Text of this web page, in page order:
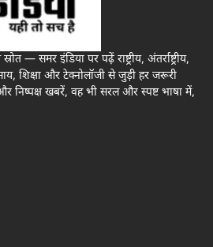
— समर इंडिया पर पढ़ें राष्ट्रीय, अंतर्राष्ट्रीय,
शिक्षा और टेक्नोलॉजी से जुड़ी हर जरूरी
खबरें, वह भी सरल और स्पष्ट भाषा में,